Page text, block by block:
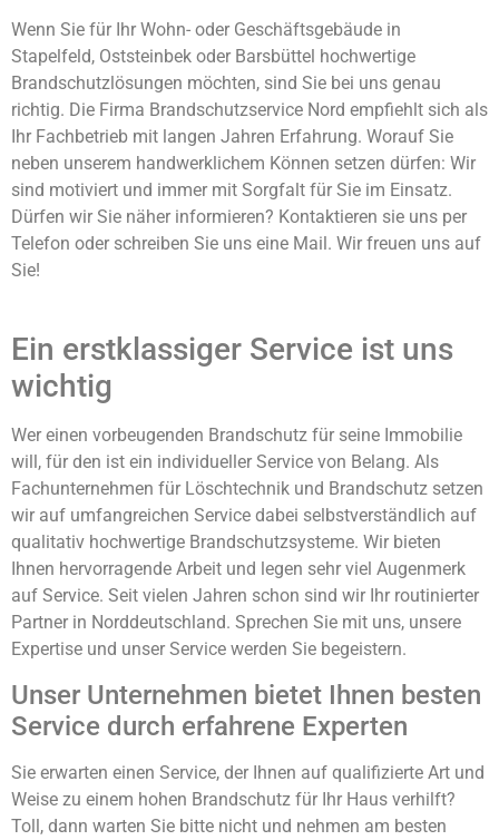
Wenn Sie für Ihr Wohn- oder Geschäftsgebäude in
Stapelfeld, Oststeinbek oder Barsbüttel hochwertige
Brandschutzlösungen möchten, sind Sie bei uns genau
richtig. Die Firma Brandschutzservice Nord empfiehlt sich als
Ihr Fachbetrieb mit langen Jahren Erfahrung. Worauf Sie
neben unserem handwerklichem Können setzen dürfen: Wir
sind motiviert und immer mit Sorgfalt für Sie im Einsatz.
Dürfen wir Sie näher informieren? Kontaktieren sie uns per
Telefon oder schreiben Sie uns eine Mail. Wir freuen uns auf
Sie!
Ein erstklassiger Service ist uns
wichtig
Wer einen vorbeugenden Brandschutz für seine Immobilie
will, für den ist ein individueller Service von Belang. Als
Fachunternehmen für Löschtechnik und Brandschutz setzen
wir auf umfangreichen Service dabei selbstverständlich auf
qualitativ hochwertige Brandschutzsysteme. Wir bieten
Ihnen hervorragende Arbeit und legen sehr viel Augenmerk
auf Service. Seit vielen Jahren schon sind wir Ihr routinierter
Partner in Norddeutschland. Sprechen Sie mit uns, unsere
Expertise und unser Service werden Sie begeistern.
Unser Unternehmen bietet Ihnen besten
Service durch erfahrene Experten
Sie erwarten einen Service, der Ihnen auf qualifizierte Art und
Weise zu einem hohen Brandschutz für Ihr Haus verhilft?
Toll, dann warten Sie bitte nicht und nehmen am besten